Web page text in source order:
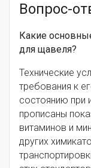
Вопрос-
Какие
для щавеля?
Технические
требования к
состоянию при
прописаны
витаминов и
других